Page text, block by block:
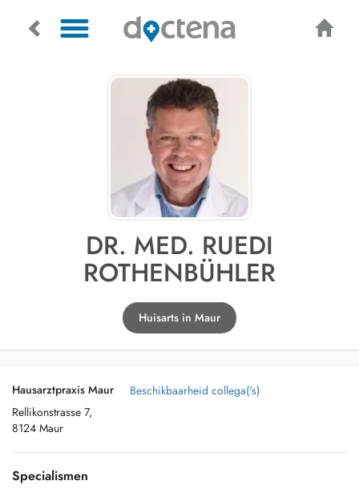
DR. MED. RUEDI
ROTHENBÜHLER
Huisarts in Maur
Hausarztpraxis Maur
Rellikonstrasse 7,
8124 Maur
Beschikbaarheid collega('s)
Specialismen